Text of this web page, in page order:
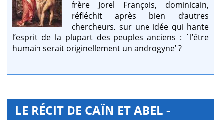
frère Jorel François, dominicain,
réfléchit après bien d’autres
chercheurs, sur une idée qui hante
l’esprit de la plupart des peuples anciens : `l’être
humain serait originellement un androgyne’ ?
LE RÉCIT DE CAÏN ET ABEL -